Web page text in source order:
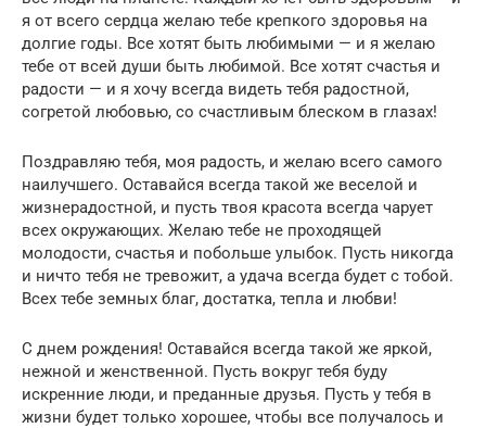
я от всего сердца желаю тебе крепкого здоровья на
долгие годы. Все хотят быть любимыми — и я желаю
тебе от всей души быть любимой. Все хотят счастья и
радости — и я хочу всегда видеть тебя радостной,
согретой любовью, со счастливым блеском в глазах!
Поздравляю тебя, моя радость, и желаю всего самого
наилучшего. Оставайся всегда такой же веселой и
жизнерадостной, и пусть твоя красота всегда чарует
всех окружающих. Желаю тебе не проходящей
молодости, счастья и побольше улыбок. Пусть никогда
и ничто тебя не тревожит, а удача всегда будет с тобой.
Всех тебе земных благ, достатка, тепла и любви!
С днем рождения! Оставайся всегда такой же яркой,
нежной и женственной. Пусть вокруг тебя буду
искренние люди, и преданные друзья. Пусть у тебя в
жизни будет только хорошее, чтобы все получалось и